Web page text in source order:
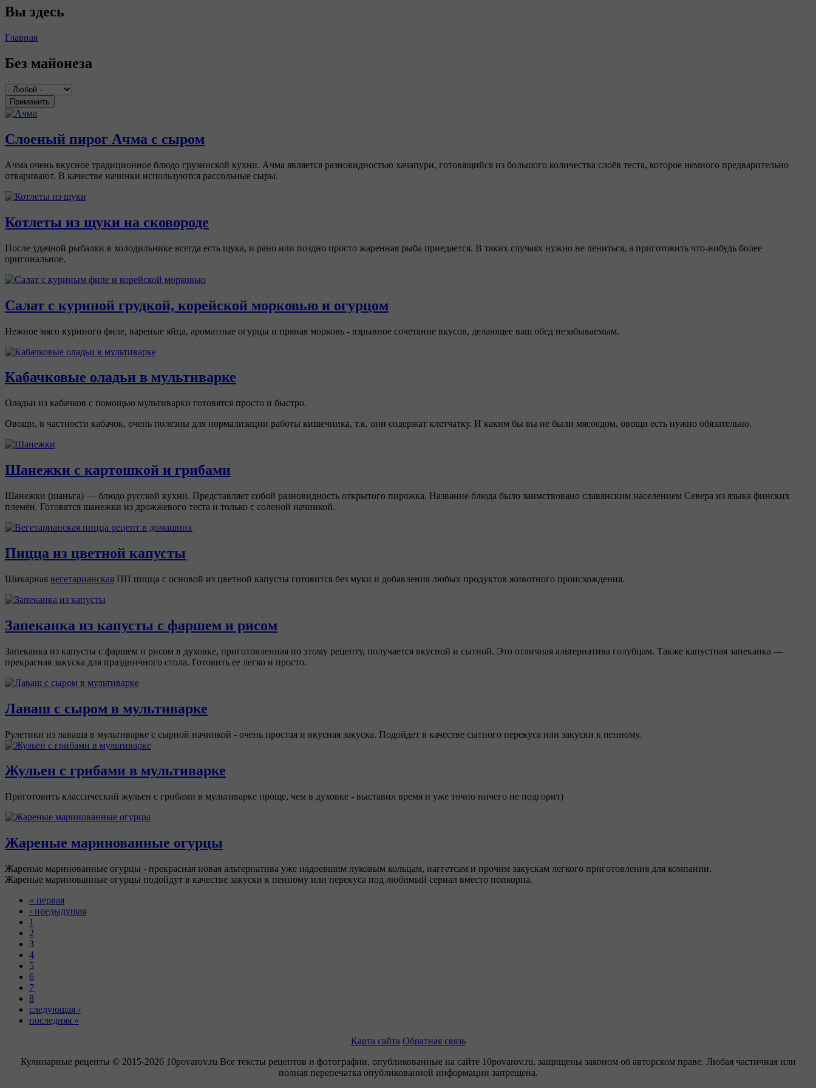
Вы здесь
Главная
Без майонеза
Применить
Слоеный пирог Ачма с сыром
Ачма очень вкусное традиционное блюдо грузинской кухни. Ачма является разновидностью хачапури, готовящийся из большого количества слоёв теста, которое немного предварительно
отваривают. В качестве начинки используются рассольные сыры.
Котлеты из щуки на сковороде
После удачной рыбалки в холодильнике всегда есть щука, и рано или поздно просто жаренная рыба приедается. В таких случаях нужно не лениться, а приготовить что-нибудь более
оригинальное.
Салат с куриной грудкой, корейской морковью и огурцом
Нежное мясо куриного филе, вареные яйца, ароматные огурцы и пряная морковь - взрывное сочетание вкусов, делающее ваш обед незабываемым.
Кабачковые оладьи в мультиварке
Оладьи из кабачков с помощью мультиварки готовятся просто и быстро.
Овощи, в частности кабачок, очень полезны для нормализации работы кишечника, т.к. они содержат клетчатку. И каким бы вы не были мясоедом, овощи есть нужно обязательно.
Шанежки с картошкой и грибами
Шанежки (шаньга) — блюдо русской кухни. Представляет собой разновидность открытого пирожка. Название блюда было заимствовано славянским населением Севера из языка финских
племён. Готовятся шанежки из дрожжевого теста и только с соленой начинкой.
Пицца из цветной капусты
Шикарная вегетарианская ПП пицца с основой из цветной капусты готовится без муки и добавления любых продуктов животного происхождения.
Запеканка из капусты с фаршем и рисом
Запеканка из капусты с фаршем и рисом в духовке, приготовленная по этому рецепту, получается вкусной и сытной. Это отличная альтернатива голубцам. Также капустная запеканка —
прекрасная закуска для праздничного стола. Готовить ее легко и просто.
Лаваш с сыром в мультиварке
Рулетики из лаваша в мультиварке с сырной начинкой - очень простая и вкусная закуска. Подойдет в качестве сытного перекуса или закуски к пенному.
Жульен с грибами в мультиварке
Приготовить классический жульен с грибами в мультиварке проще, чем в духовке - выставил время и уже точно ничего не подгорит)
Жареные маринованные огурцы
Жареные маринованные огурцы - прекрасная новая альтернатива уже надоевшим луковым кольцам, наггетсам и прочим закускам легкого приготовления для компании.
Жареные маринованные огурцы подойдут в качестве закуски к пенному или перекуса под любимый сериал вместо попкорна.
« первая
‹ предыдущая
1
2
3
4
5
6
7
8
следующая ›
последняя »
Карта сайта Обратная связь
Кулинарные рецепты © 2015-2026 10povarov.ru Все тексты рецептов и фотографии, опубликованные на сайте 10povarov.ru, защищены законом об авторском праве. Любая частичная или
полная перепечатка опубликованной информации запрещена.